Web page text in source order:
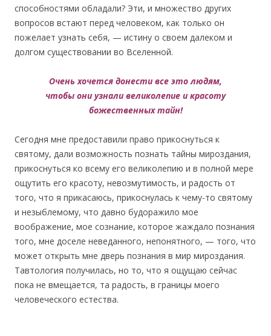
способностями обладали? Эти, и множество других
вопросов встают перед человеком, как только он
пожелает узнать себя, — истину о своем далеком и
долгом существовании во Вселенной.
Очень хочется донести все это людям,
чтобы они узнали великолепие и красоту
божественных тайн!
Сегодня мне предоставили право прикоснуться к
святому, дали возможность познать тайны мироздания,
прикоснуться ко всему его великолепию и в полной мере
ощутить его красоту, невозмутимость, и радость от
того, что я прикасаюсь, прикоснулась к чему-то святому
и незыблемому, что давно будоражило мое
воображение, мое сознание, которое жаждало познания
того, мне доселе неведанного, непонятного, — того, что
может открыть мне дверь познания в мир мироздания.
Тавтология получилась, но то, что я ощущаю сейчас
пока не вмещается, та радость, в границы моего
человеческого естества.